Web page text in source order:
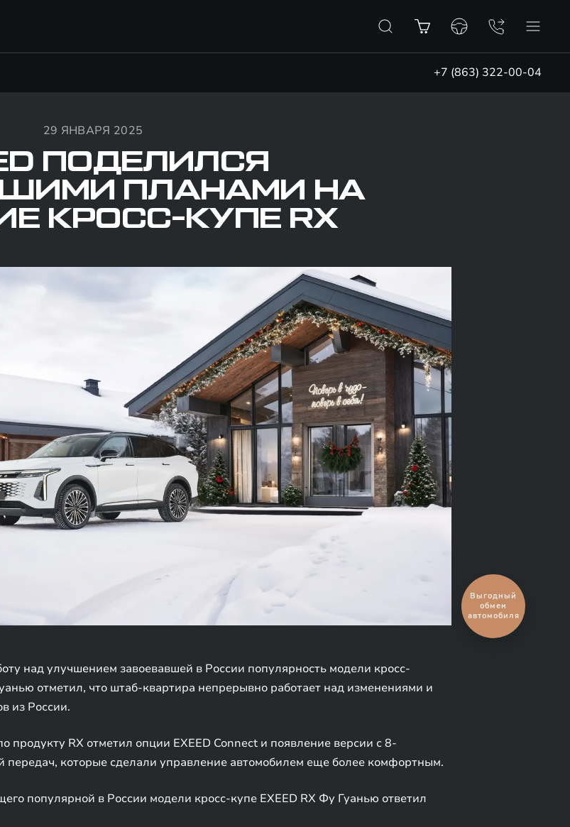
+7 (863) 322-00-04
29 ЯНВАРЯ 2025
ПОДЕЛИЛСЯ
ПЛАНАМИ НА
КРОСС-КУПЕ RX
над улучшением завоевавшей в России популярность модели кросс-
отметил, что штаб-квартира непрерывно работает над изменениями и
из России.
RX отметил опции EXEED Connect и появление версии с 8-
передач, которые сделали управление автомобилем еще более комфортным.
популярной в России модели кросс-купе EXEED RX Фу Гуанью ответил
Оценить ваш
автомобиль?